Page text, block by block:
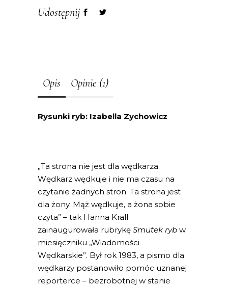
Udostępnij
Opis Opinie (1)
Rysunki ryb: Izabella Zychowicz
„Ta strona nie jest dla wędkarza.
Wędkarz wędkuje i nie ma czasu na
czytanie żadnych stron. Ta strona jest
dla żony. Mąż wędkuje, a żona sobie
czyta” – tak Hanna Krall
zainaugurowała rubrykę Smutek ryb w
miesięczniku „Wiadomości
Wędkarskie”. Był rok 1983, a pismo dla
wędkarzy postanowiło pomóc uznanej
reporterce – bezrobotnej w stanie